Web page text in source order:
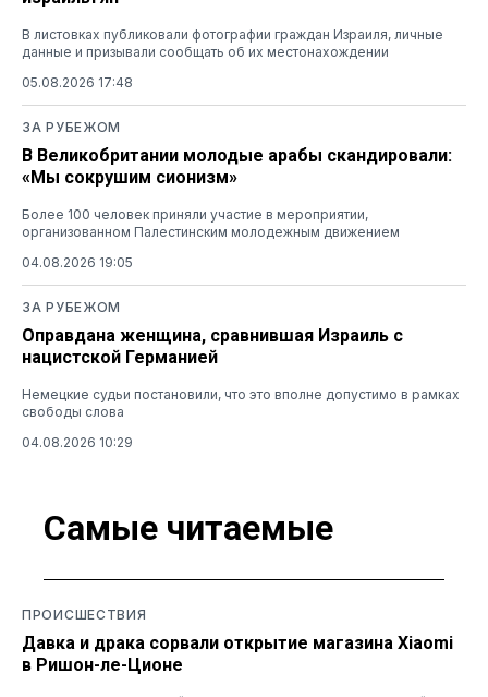
В листовках публиковали фотографии граждан Израиля, личные
данные и призывали сообщать об их местонахождении
05.08.2026 17:48
ЗА РУБЕЖОМ
В Великобритании молодые арабы скандировали:
«Мы сокрушим сионизм»
Более 100 человек приняли участие в мероприятии,
организованном Палестинским молодежным движением
04.08.2026 19:05
ЗА РУБЕЖОМ
Оправдана женщина, сравнившая Израиль с
нацистской Германией
Немецкие судьи постановили, что это вполне допустимо в рамках
свободы слова
04.08.2026 10:29
Самые читаемые
ПРОИСШЕСТВИЯ
Давка и драка сорвали открытие магазина Xiaomi
в Ришон-ле-Ционе